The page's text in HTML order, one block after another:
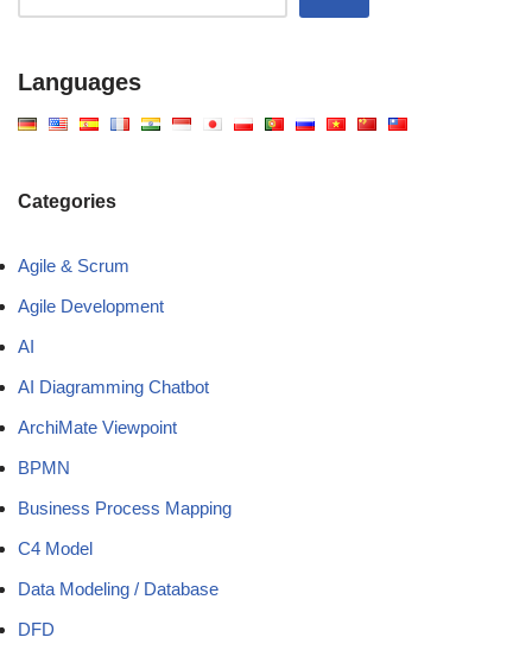
Languages
Categories
Agile & Scrum
Agile Development
AI
AI Diagramming Chatbot
ArchiMate Viewpoint
BPMN
Business Process Mapping
C4 Model
Data Modeling / Database
DFD